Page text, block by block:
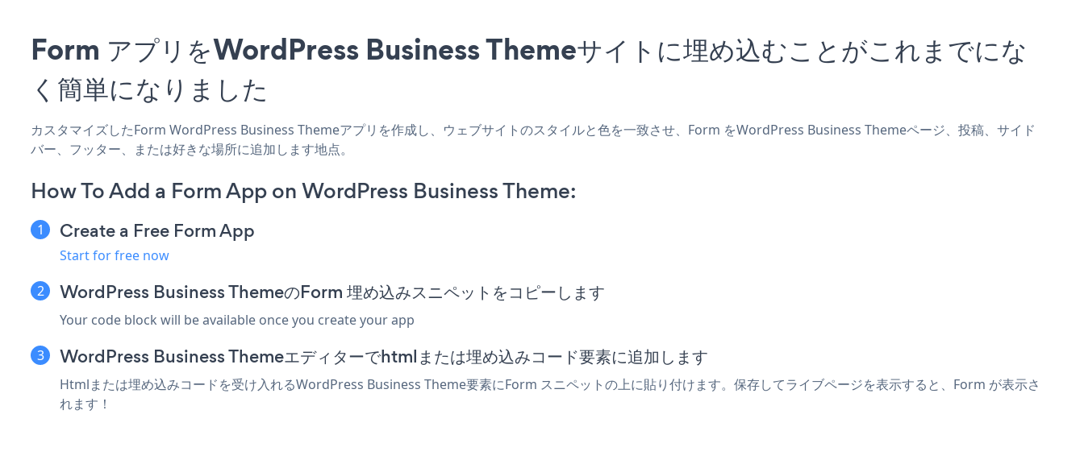
Form アプリをWordPress Business Themeサイトに埋め込むことがこれまでにな
く簡単になりました
カスタマイズしたForm WordPress Business Themeアプリを作成し、ウェブサイトのスタイルと色を一致させ、Form をWordPress Business Themeページ、投稿、サイド
バー、フッター、または好きな場所に追加します地点。
How To Add a Form App on WordPress Business Theme:
Create a Free Form App
Start for free now
WordPress Business ThemeのForm 埋め込みスニペットをコピーします
Your code block will be available once you create your app
WordPress Business Themeエディターでhtmlまたは埋め込みコード要素に追加します
Htmlまたは埋め込みコードを受け入れるWordPress Business Theme要素にForm スニペットの上に貼り付けます。保存してライブページを表示すると、Form が表示さ
れます！